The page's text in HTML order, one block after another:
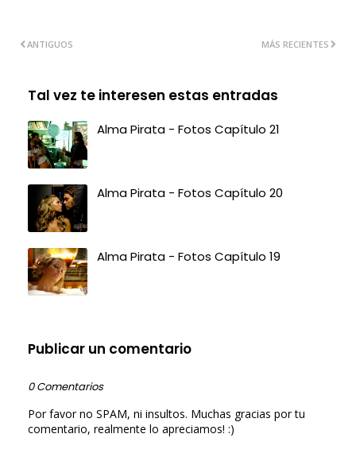
MÁS RECIENTES
ANTIGUOS
Tal vez te interesen estas entradas
Alma Pirata - Fotos Capítulo 21
Alma Pirata - Fotos Capítulo 20
Alma Pirata - Fotos Capítulo 19
Publicar un comentario
0 Comentarios
Por favor no SPAM, ni insultos. Muchas gracias por tu
comentario, realmente lo apreciamos! :)